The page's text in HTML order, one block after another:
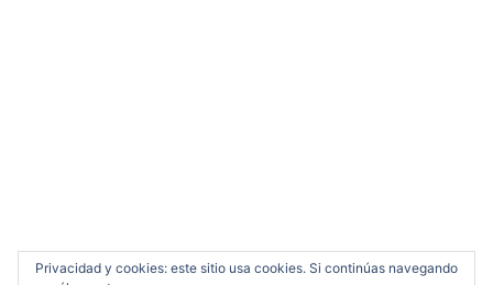
Privacidad y cookies: este sitio usa cookies. Si continúas navegando